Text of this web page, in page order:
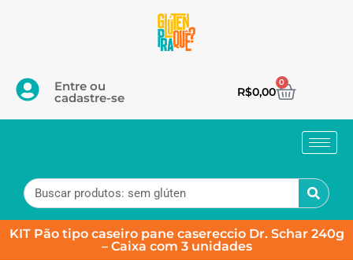
Entre ou
cadastre-se R$0,00
0
KIT Pão tipo caseiro pane casereccio Dr. Schar 240g
– Caixa com 3 unidades